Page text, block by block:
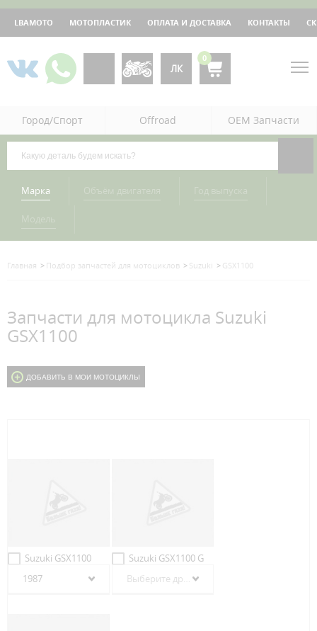
LBAMOTO МОТОПЛАСТИК ОПЛАТА И ДОСТАВКА КОНТАКТЫ
ЛК
0
Город/Спорт Offroad OEM Запчасти
Марка
Главная Подбор запчастей для мотоциклов Suzuki GSX1100
Запчасти для мотоцикла Suzuki
GSX1100
ДОБАВИТЬ В МОИ МОТОЦИКЛЫ
Suzuki GSX1100
1987
Suzuki GSX1100 G
Выберите другой год